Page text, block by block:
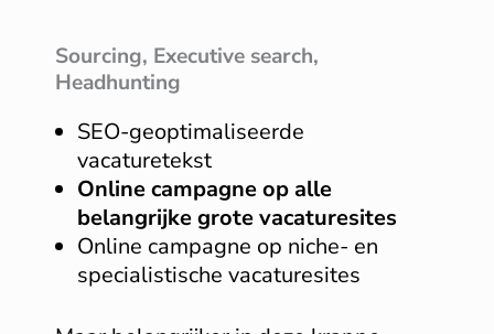
Sourcing, Executive search,
Headhunting
SEO-geoptimaliseerde
vacaturetekst
Online campagne op alle
belangrijke grote vacaturesites
Online campagne op niche- en
specialistische vacaturesites